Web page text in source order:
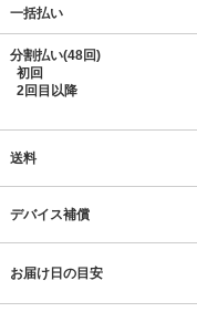
一括払い
分割払い(48回)
初回
2回目以降
送料
デバイス補償
お届け日の目安